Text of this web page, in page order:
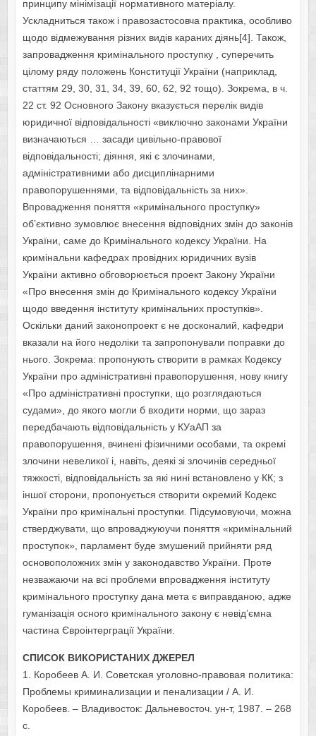
принципу мінімізації нормативного матеріалу.
Ускладниться також і правозастосовча практика, особливо
щодо відмежування різних видів караних діянь[4]. Також,
запровадження кримінального проступку , суперечить
цілому ряду положень Конституції України (наприклад,
статтям 29, 30, 31, 34, 39, 60, 62, 92 тощо). Зокрема, в ч.
22 ст. 92 Основного Закону вказується перелік видів
юридичної відповідальності «виключно законами України
визначаються … засади цивільно-правової
відповідальності; діяння, які є злочинами,
адміністративними або дисциплінарними
правопорушеннями, та відповідальність за них».
Впровадження поняття «кримінального проступку»
об’єктивно зумовлює внесення відповідних змін до законів
України, саме до Кримінального кодексу України. На
кримінальни кафедрах провідних юридичних вузів
України активно обговорюється проект Закону України
«Про внесення змін до Кримінального кодексу України
щодо введення інституту кримінальних проступків».
Оскільки даний законопроект є не досконалий, кафедри
вказали на його недоліки та запропонували поправки до
нього. Зокрема: пропонують створити в рамках Кодексу
України про адміністративні правопорушення, нову книгу
«Про адміністративні проступки, що розглядаються
судами», до якого могли б входити норми, що зараз
передбачають відповідальність у КУаАП за
правопорушення, вчинені фізичними особами, та окремі
злочини невеликої і, навіть, деякі зі злочинів середньої
тяжкості, відповідальність за які нині встановлено у КК; з
іншої сторони, пропонується створити окремий Кодекс
України про кримінальні проступки. Підсумовуючи, можна
стверджувати, що впроваджуюучи поняття «кримінальний
проступок», парламент буде змушений прийняти ряд
основоположних змін у законодавство України. Проте
незважаючи на всі проблеми впровадження інституту
кримінального проступку дана мета є виправданою, адже
гуманізація осного кримінального закону є невід’ємна
частина Євроінтерграції України.
СПИСОК ВИКОРИСТАНИХ ДЖЕРЕЛ
1. Коробеев А. И. Советская уголовно-правовая политика:
Проблемы криминализации и пенализации / А. И.
Коробеев. – Владивосток: Дальневосточ. ун-т, 1987. – 268
c.